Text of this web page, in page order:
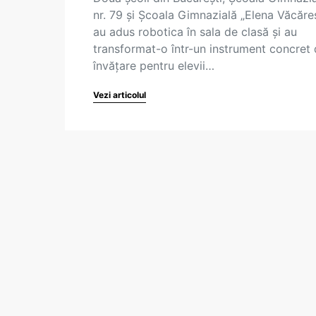
nr. 79 și Școala Gimnazială „Elena
au adus robotica în sala de clasă și au
transformat-o într-un instrument concret
învățare pentru elevii…
Vezi articolul